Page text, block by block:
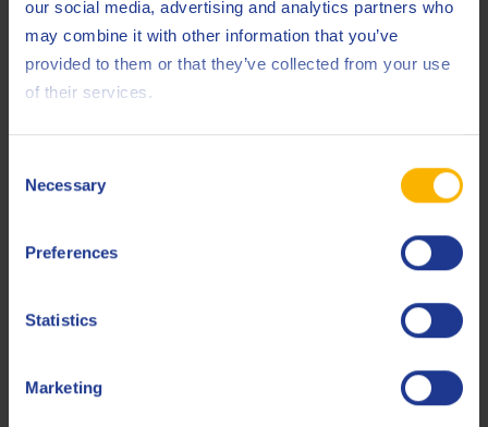
our social media, advertising and analytics partners who
may combine it with other information that you’ve
provided to them or that they’ve collected from your use
of their services.
Selection
Necessary
Preferences
Statistics
Marketing
Huile alimentaire